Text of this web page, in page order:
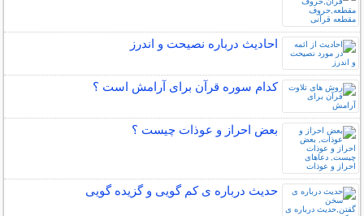
احادیث درباره نصیحت و اندرز
کدام سوره قرآن برای آرامش است ؟
بعض احراز و عوذات چیست ؟
حدیث درباره ی کم گویی و گزیده گویی